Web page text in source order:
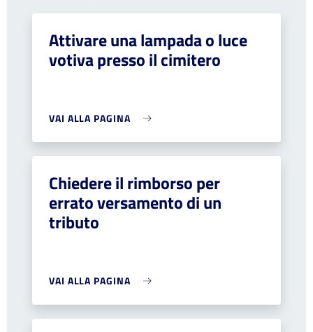
Attivare una lampada o luce
votiva presso il cimitero
VAI ALLA PAGINA
Chiedere il rimborso per
errato versamento di un
tributo
VAI ALLA PAGINA